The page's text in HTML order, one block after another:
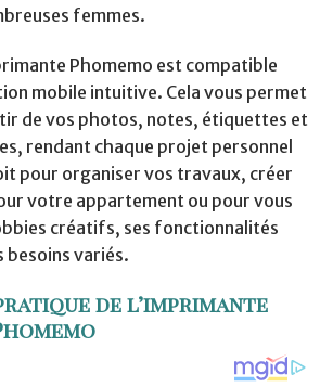
femmes.
Phomemo est compatible
mobile intuitive. Cela vous permet
de vos photos, notes, étiquettes et
rendant chaque projet personnel
pour organiser vos travaux, créer
votre appartement ou pour vous
créatifs, ses fonctionnalités
besoins variés.
de l’imprimante